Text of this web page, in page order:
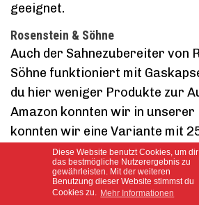
Diese Website benutzt Cookies, um dir
das bestmögliche Nutzerergebnis zu
gewährleisten. Mit der weiteren
Benutzung dieser Website stimmst du
Cookies zu. Mehr Informationen
geeignet.
Rosenstein & Söhne
Auch der Sahnezubereiter von
Söhne funktioniert mit
du hier weniger Produkte zur
Amazon konnten wir in unserer
konnten wir eine Variante mit
Whipper) sowie eine 500 ml-
Dispenser) finden.